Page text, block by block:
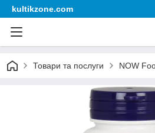
kultikzone.com
Товари та послуги NOW